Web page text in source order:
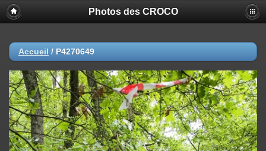
Photos des CROCO
Accueil / P4270649